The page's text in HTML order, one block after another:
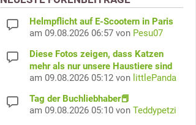
Helmpflicht auf E-Scootern in Paris
am 09.08.2026 06:57 von Pesu07
Diese Fotos zeigen, dass Katzen
mehr als nur unsere Haustiere sind
am 09.08.2026 05:12 von littlePanda
Tag der Buchliebhaber📕
am 09.08.2026 05:10 von Teddypetzi